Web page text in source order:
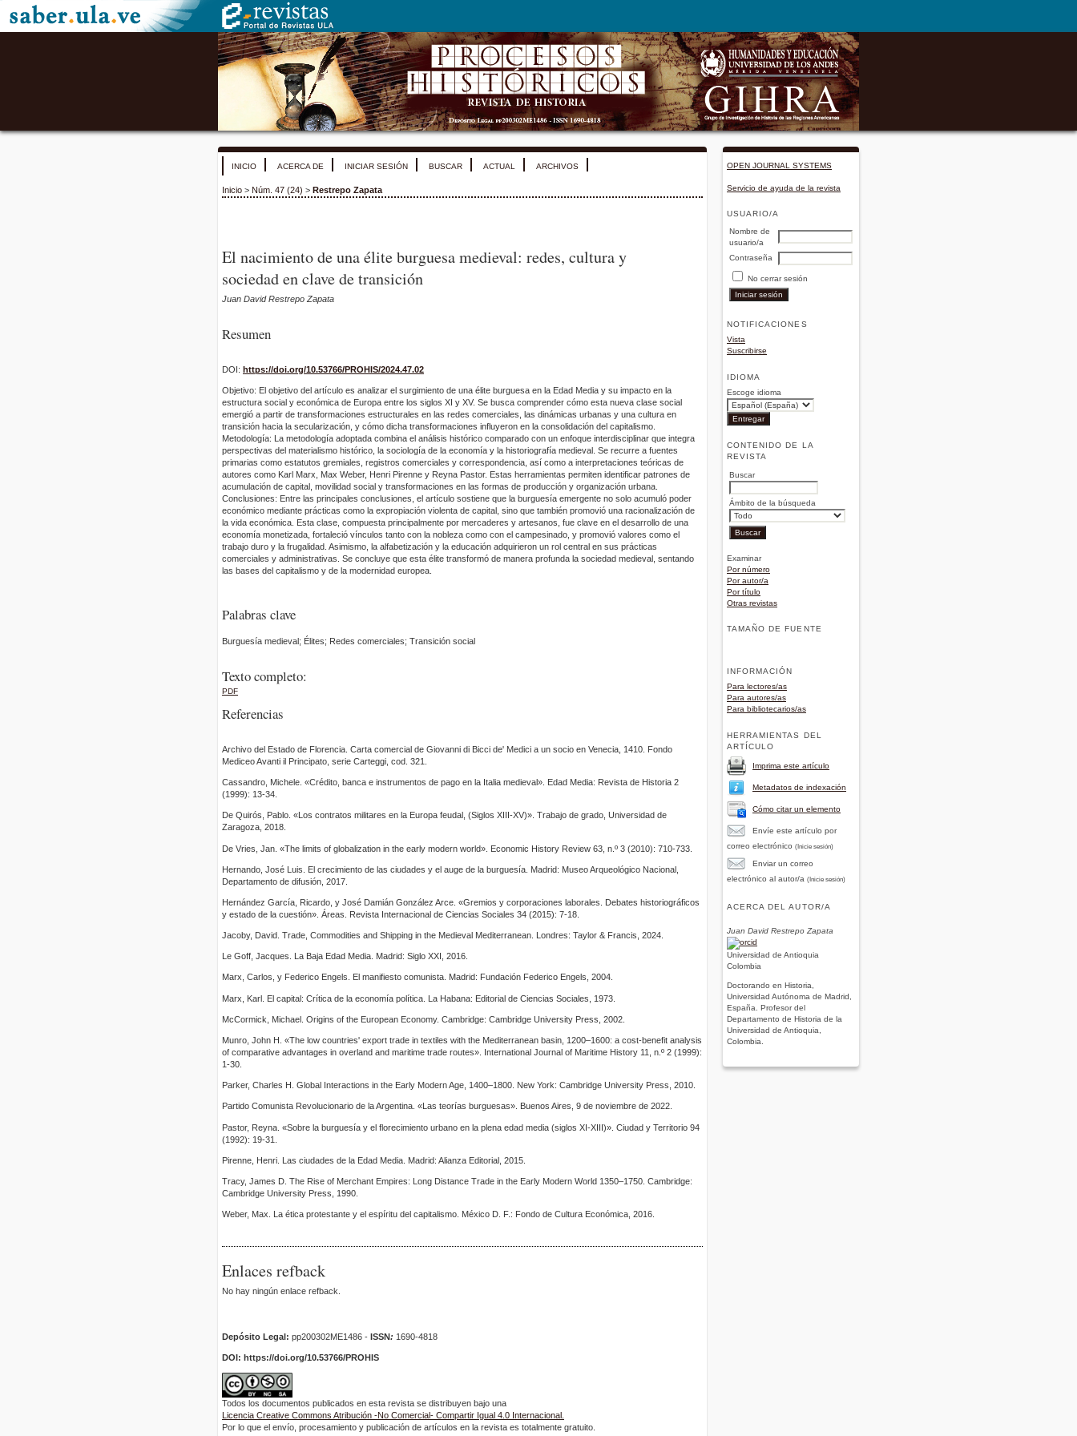
OPEN JOURNAL SYSTEMS
Servicio de ayuda de la revista
USUARIO/A
Nombre de
usuario/a
Contraseña
No cerrar sesión
NOTIFICACIONES
Vista
Suscribirse
IDIOMA
Escoge idioma
CONTENIDO DE LA
REVISTA
Buscar
Ámbito de la búsqueda
Examinar
Por número
Por autor/a
Por título
Otras revistas
TAMAÑO DE FUENTE
INFORMACIÓN
Para lectores/as
Para autores/as
Para bibliotecarios/as
HERRAMIENTAS DEL
ARTÍCULO
Imprima este artículo
Metadatos de indexación
Cómo citar un elemento
Envíe este artículo por
correo electrónico (Inicie sesión)
Enviar un correo
electrónico al autor/a (Inicie sesión)
ACERCA DEL AUTOR/A
Juan David Restrepo Zapata
Universidad de Antioquia
Colombia
Doctorando en Historia,
Universidad Autónoma de Madrid,
España. Profesor del
Departamento de Historia de la
Universidad de Antioquia,
Colombia.
INICIO ACERCA DE INICIAR SESIÓN BUSCAR ACTUAL ARCHIVOS
Inicio > Núm. 47 (24) > Restrepo Zapata
El nacimiento de una élite burguesa medieval: redes, cultura y
sociedad en clave de transición
Juan David Restrepo Zapata
Resumen
DOI: https://doi.org/10.53766/PROHIS/2024.47.02
Objetivo: El objetivo del artículo es analizar el surgimiento de una élite burguesa en la Edad Media y su impacto en la
estructura social y económica de Europa entre los siglos XI y XV. Se busca comprender cómo esta nueva clase social
emergió a partir de transformaciones estructurales en las redes comerciales, las dinámicas urbanas y una cultura en
transición hacia la secularización, y cómo dicha transformaciones influyeron en la consolidación del capitalismo.
Metodología: La metodología adoptada combina el análisis histórico comparado con un enfoque interdisciplinar que integra
perspectivas del materialismo histórico, la sociología de la economía y la historiografía medieval. Se recurre a fuentes
primarias como estatutos gremiales, registros comerciales y correspondencia, así como a interpretaciones teóricas de
autores como Karl Marx, Max Weber, Henri Pirenne y Reyna Pastor. Estas herramientas permiten identificar patrones de
acumulación de capital, movilidad social y transformaciones en las formas de producción y organización urbana.
Conclusiones: Entre las principales conclusiones, el artículo sostiene que la burguesía emergente no solo acumuló poder
económico mediante prácticas como la expropiación violenta de capital, sino que también promovió una racionalización de
la vida económica. Esta clase, compuesta principalmente por mercaderes y artesanos, fue clave en el desarrollo de una
economía monetizada, fortaleció vínculos tanto con la nobleza como con el campesinado, y promovió valores como el
trabajo duro y la frugalidad. Asimismo, la alfabetización y la educación adquirieron un rol central en sus prácticas
comerciales y administrativas. Se concluye que esta élite transformó de manera profunda la sociedad medieval, sentando
las bases del capitalismo y de la modernidad europea.
Palabras clave
Burguesía medieval; Élites; Redes comerciales; Transición social
Texto completo:
PDF
Referencias
Archivo del Estado de Florencia. Carta comercial de Giovanni di Bicci de' Medici a un socio en Venecia, 1410. Fondo
Mediceo Avanti il Principato, serie Carteggi, cod. 321.
Cassandro, Michele. «Crédito, banca e instrumentos de pago en la Italia medieval». Edad Media: Revista de Historia 2
(1999): 13-34.
De Quirós, Pablo. «Los contratos militares en la Europa feudal, (Siglos XIII-XV)». Trabajo de grado, Universidad de
Zaragoza, 2018.
De Vries, Jan. «The limits of globalization in the early modern world». Economic History Review 63, n.º 3 (2010): 710-733.
Hernando, José Luis. El crecimiento de las ciudades y el auge de la burguesía. Madrid: Museo Arqueológico Nacional,
Departamento de difusión, 2017.
Hernández García, Ricardo, y José Damián González Arce. «Gremios y corporaciones laborales. Debates historiográficos
y estado de la cuestión». Áreas. Revista Internacional de Ciencias Sociales 34 (2015): 7-18.
Jacoby, David. Trade, Commodities and Shipping in the Medieval Mediterranean. Londres: Taylor & Francis, 2024.
Le Goff, Jacques. La Baja Edad Media. Madrid: Siglo XXI, 2016.
Marx, Carlos, y Federico Engels. El manifiesto comunista. Madrid: Fundación Federico Engels, 2004.
Marx, Karl. El capital: Crítica de la economía política. La Habana: Editorial de Ciencias Sociales, 1973.
McCormick, Michael. Origins of the European Economy. Cambridge: Cambridge University Press, 2002.
Munro, John H. «The low countries' export trade in textiles with the Mediterranean basin, 1200–1600: a cost-benefit analysis
of comparative advantages in overland and maritime trade routes». International Journal of Maritime History 11, n.º 2 (1999):
1-30.
Parker, Charles H. Global Interactions in the Early Modern Age, 1400–1800. New York: Cambridge University Press, 2010.
Partido Comunista Revolucionario de la Argentina. «Las teorías burguesas». Buenos Aires, 9 de noviembre de 2022.
Pastor, Reyna. «Sobre la burguesía y el florecimiento urbano en la plena edad media (siglos XI-XIII)». Ciudad y Territorio 94
(1992): 19-31.
Pirenne, Henri. Las ciudades de la Edad Media. Madrid: Alianza Editorial, 2015.
Tracy, James D. The Rise of Merchant Empires: Long Distance Trade in the Early Modern World 1350–1750. Cambridge:
Cambridge University Press, 1990.
Weber, Max. La ética protestante y el espíritu del capitalismo. México D. F.: Fondo de Cultura Económica, 2016.
Enlaces refback
No hay ningún enlace refback.
Depósito Legal: pp200302ME1486 - ISSN: 1690-4818
DOI: https://doi.org/10.53766/PROHIS
Todos los documentos publicados en esta revista se distribuyen bajo una
Licencia Creative Commons Atribución -No Comercial- Compartir Igual 4.0 Internacional.
Por lo que el envío, procesamiento y publicación de artículos en la revista es totalmente gratuito.